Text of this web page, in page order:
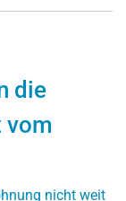
die
vom